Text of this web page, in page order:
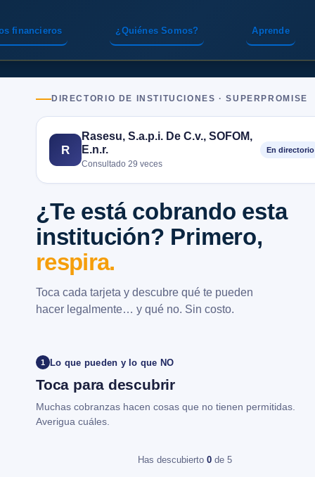
financieros ¿Quiénes Somos? Aprende
DIRECTORIO DE INSTITUCIONES · SUPERPROMISE
R
Rasesu, S.a.p.i. De C.v., SOFOM,
E.n.r.
Consultado 29 veces
En directorio
¿Te está cobrando esta
institución? Primero,
respira.
Toca cada tarjeta y descubre qué te pueden
hacer legalmente… y qué no. Sin costo.
1 Lo que pueden y lo que NO
Toca para descubrir
Muchas cobranzas hacen cosas que no tienen permitidas.
Averigua cuáles.
Has descubierto 0 de 5